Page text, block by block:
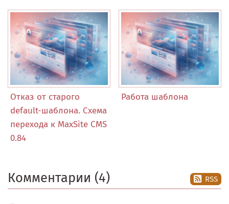
Отказ от старого
default-шаблона. Схема
перехода к MaxSite CMS
0.84
Работа шаблона
Комментарии (4) RSS